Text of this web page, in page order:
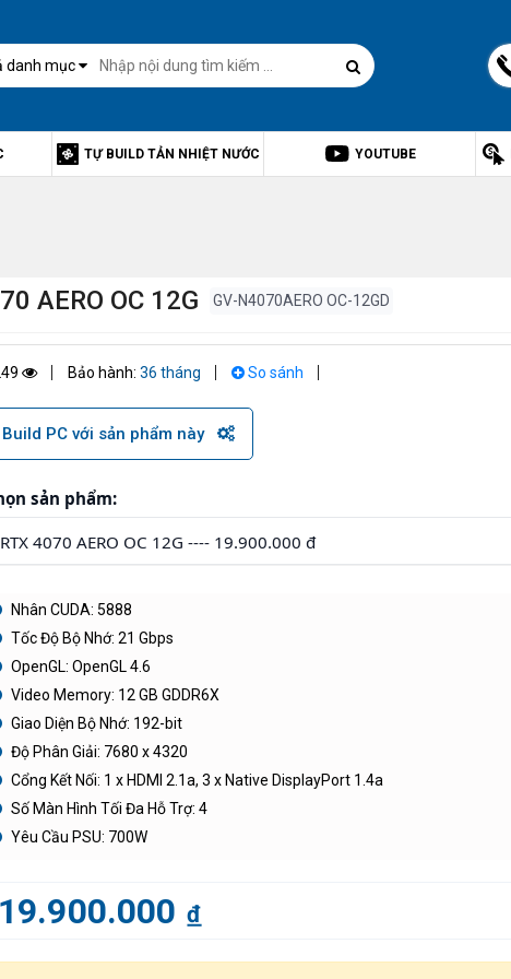
danh mục
TỰ BUILD TẢN NHIỆT NƯỚC YOUTUBE
AERO OC 12G GV-N4070AERO OC-12GD
Bảo hành: 36 tháng So sánh
Build PC với sản phẩm này
sản phẩm:
Nhân CUDA: 5888
Tốc Độ Bộ Nhớ: 21 Gbps
OpenGL: OpenGL 4.6
Video Memory: 12 GB GDDR6X
Giao Diện Bộ Nhớ: 192-bit
Độ Phân Giải: 7680 x 4320
Cổng Kết Nối: 1 x HDMI 2.1a, 3 x Native DisplayPort 1.4a
Số Màn Hình Tối Đa Hỗ Trợ: 4
Yêu Cầu PSU: 700W
đ